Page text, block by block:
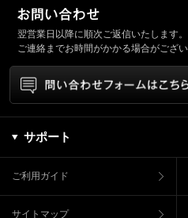
翌営業日以降に順次ご返信いたします。
ご連絡までお時間がかかる場合がござ
サポート
ご利用ガイド
サイトマップ